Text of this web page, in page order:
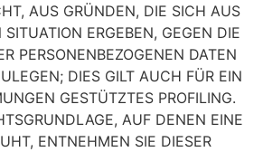
AUS GRÜNDEN, DIE SICH AUS
SITUATION ERGEBEN, GEGEN DIE
PERSONENBEZOGENEN DATEN
DIES GILT AUCH FÜR EIN
GESTÜTZTES PROFILING.
AUF DENEN EINE
ENTNEHMEN SIE DIESER